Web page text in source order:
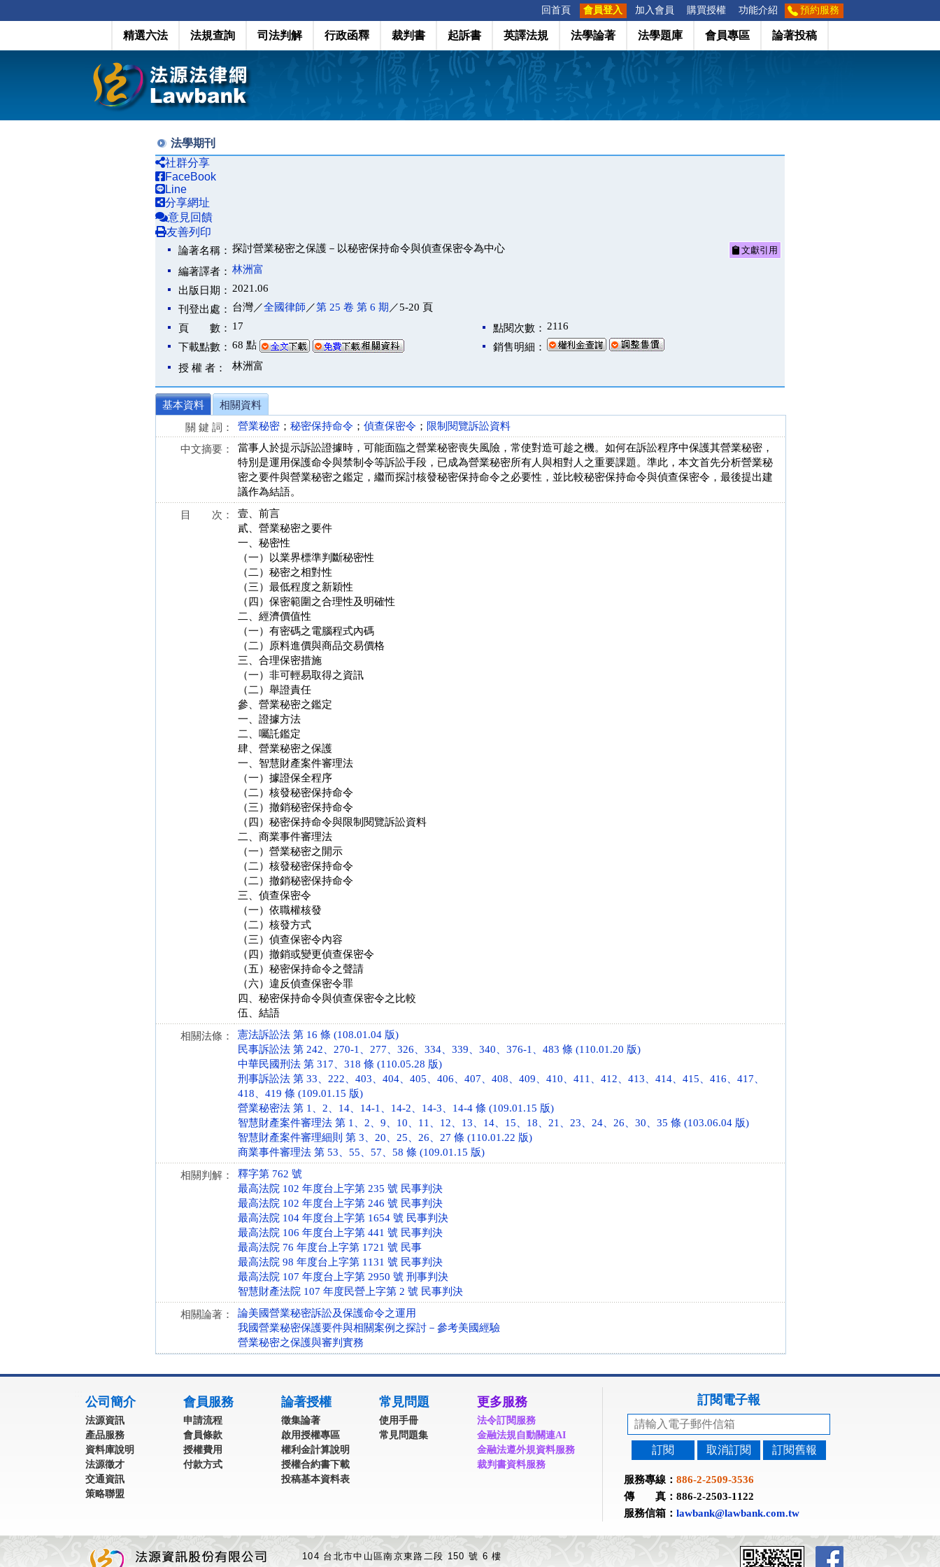
回首頁 會員登入 加入會員 購買授權 功能介紹 預約服務
精選六法 法規查詢 司法判解 行政函釋 裁判書 起訴書 英譯法規 法學論著 法學題庫 會員專區 論著投稿
法學期刊
社群分享
FaceBook
Line
分享網址
意見回饋
友善列印
論著名稱： 探討營業秘密之保護－以秘密保持命令與偵查保密令為中心 文獻引用
編著譯者： 林洲富
出版日期： 2021.06
刊登出處： 台灣／全國律師 ／第 25 卷 第 6 期 ／5-20 頁
頁 數： 17 點閱次數： 2116
下載點數： 68 點
銷售明細：
授 權 者：
林洲富
基本資料
相關資料
關 鍵 詞：
營業秘密 ； 秘密保持命令 ； 偵查保密令 ； 限制閱覽訴訟資料
中文摘要：
當事人於提示訴訟證據時，可能面臨之營業秘密喪失風險，常使對造可趁之機。如何在訴訟程序中保護其營業秘密，
特別是運用保護命令與禁制令等訴訟手段，已成為營業秘密所有人與相對人之重要課題。準此，本文首先分析營業秘
密之要件與營業秘密之鑑定，繼而探討核發秘密保持命令之必要性，並比較秘密保持命令與偵查保密令，最後提出建
議作為結語。
目 次：
壹、前言
貳、營業秘密之要件
一、秘密性
（一）以業界標準判斷秘密性
（二）秘密之相對性
（三）最低程度之新穎性
（四）保密範圍之合理性及明確性
二、經濟價值性
（一）有密碼之電腦程式內碼
（二）原料進價與商品交易價格
三、合理保密措施
（一）非可輕易取得之資訊
（二）舉證責任
參、營業秘密之鑑定
一、證據方法
二、囑託鑑定
肆、營業秘密之保護
一、智慧財產案件審理法
（一）據證保全程序
（二）核發秘密保持命令
（三）撤銷秘密保持命令
（四）秘密保持命令與限制閱覽訴訟資料
二、商業事件審理法
（一）營業秘密之開示
（二）核發秘密保持命令
（二）撤銷秘密保持命令
三、偵查保密令
（一）依職權核發
（二）核發方式
（三）偵查保密令內容
（四）撤銷或變更偵查保密令
（五）秘密保持命令之聲請
（六）違反偵查保密令罪
四、秘密保持命令與偵查保密令之比較
伍、結語
相關法條：
憲法訴訟法 第 16 條 (108.01.04 版)
民事訴訟法 第 242、270-1、277、326、334、339、340、376-1、483 條 (110.01.20 版)
中華民國刑法 第 317、318 條 (110.05.28 版)
刑事訴訟法 第 33、222、403、404、405、406、407、408、409、410、411、412、413、414、415、416、417、
418、419 條 (109.01.15 版)
營業秘密法 第 1、2、14、14-1、14-2、14-3、14-4 條 (109.01.15 版)
智慧財產案件審理法 第 1、2、9、10、11、12、13、14、15、18、21、23、24、26、30、35 條 (103.06.04 版)
智慧財產案件審理細則 第 3、20、25、26、27 條 (110.01.22 版)
商業事件審理法 第 53、55、57、58 條 (109.01.15 版)
相關判解：
釋字第 762 號
最高法院 102 年度台上字第 235 號 民事判決
最高法院 102 年度台上字第 246 號 民事判決
最高法院 104 年度台上字第 1654 號 民事判決
最高法院 106 年度台上字第 441 號 民事判決
最高法院 76 年度台上字第 1721 號 民事
最高法院 98 年度台上字第 1131 號 民事判決
最高法院 107 年度台上字第 2950 號 刑事判決
智慧財產法院 107 年度民營上字第 2 號 民事判決
相關論著：
論美國營業秘密訴訟及保護命令之運用
我國營業秘密保護要件與相關案例之探討－參考美國經驗
營業秘密之保護與審判實務
公司簡介
法源資訊
產品服務
資料庫說明
法源徵才
交通資訊
策略聯盟
會員服務
申請流程
會員條款
授權費用
付款方式
論著授權
徵集論著
啟用授權專區
權利金計算說明
授權合約書下載
投稿基本資料表
常見問題
使用手冊
常見問題集
更多服務
法令訂閱服務
金融法規自動關連AI
金融法遵外規資料服務
裁判書資料服務
訂閱電子報
訂閱 取消訂閱 訂閱舊報
服務專線： 886-2-2509-3536
傳 真：886-2-2503-1122
服務信箱： lawbank@lawbank.com.tw
104 台北市中山區南京東路二段 150 號 6 樓